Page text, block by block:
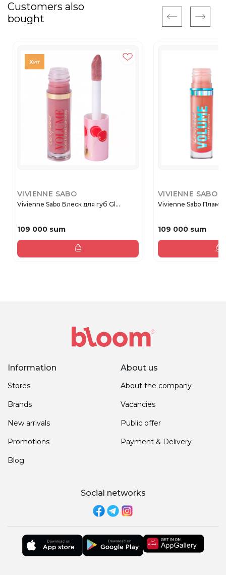
Customers also
bought
VIVIENNE SABO
Vivienne Sabo Блеск для губ Gl...
109 000 sum
VIVIENNE SABO
Vivienne Sabo
109 000 sum
Information
Stores
Brands
New arrivals
Promotions
Blog
About us
About the company
Vacancies
Public offer
Payment & Delivery
Social networks